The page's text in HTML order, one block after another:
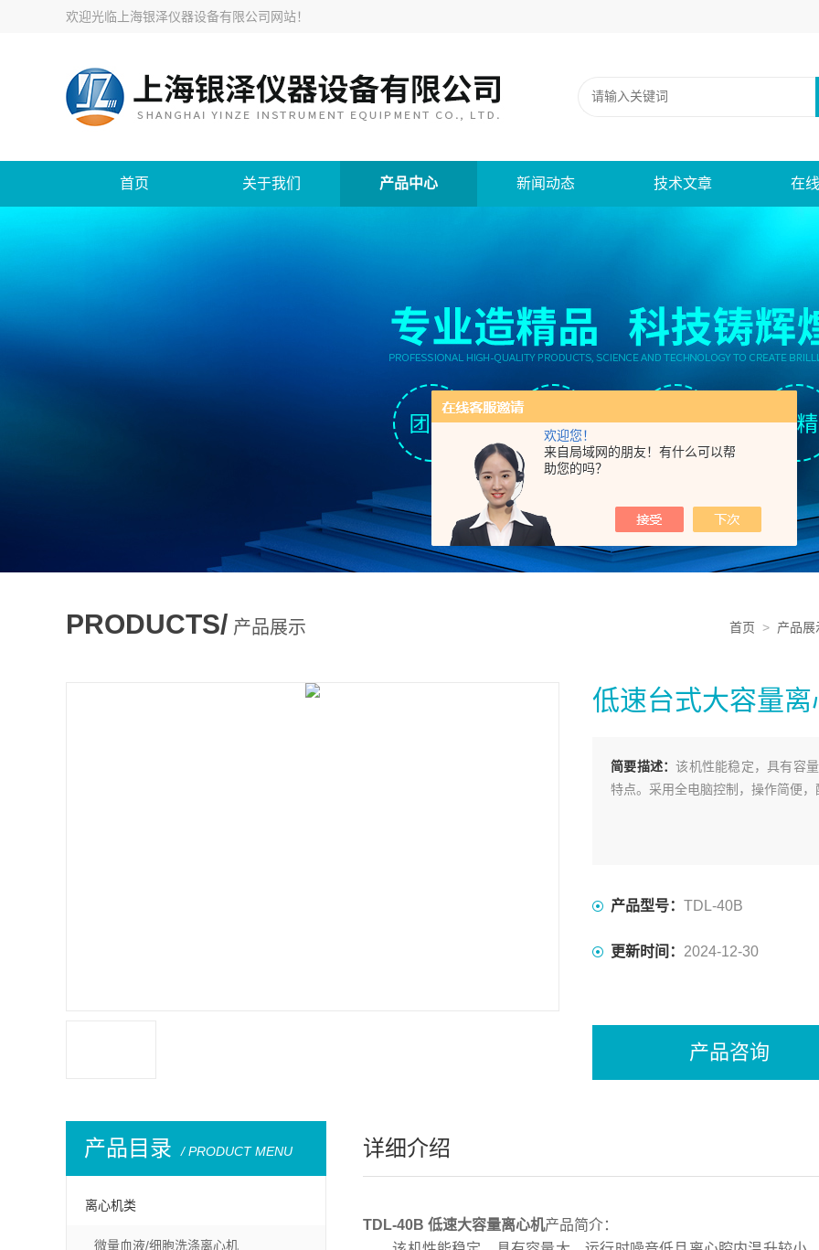
欢迎您！
来自局域网的朋友！有什么可以帮
助您的吗？
欢迎光临 上海银泽仪器设备有限公司网站！
首页 关于我们 产品中心 新闻动态 技术文章 在
PRODUCTS/ 产品展示 首页 > 产品展
低速台式大容量离
简要描述：该机性能稳定，具有容
特点。采用全电脑控制，操作简便，
产品型号： TDL-40B
更新时间： 2024-12-30
产品咨询
产品目录 / PRODUCT MENU
离心机类
微量血液/细胞洗涤离心机
详细介绍
TDL-40B 低速大容量离心机产品简介：